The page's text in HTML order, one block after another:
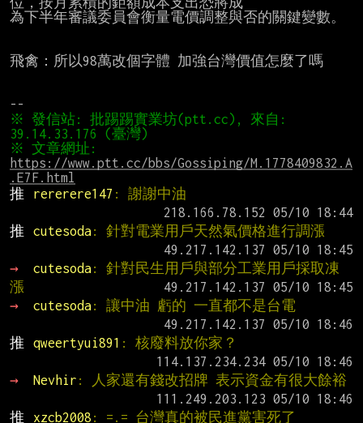
為下半年審議委員會衡量電價調整與否的關鍵變數。
飛禽：所以98萬改個字體 加強台灣價值怎麼了嗎
※ 發信站: 批踢踢實業坊(ptt.cc), 來自:
https://www.ptt.cc/bbs/Gossiping/M.1778409832.A
.E7F.html
推
rererere147 : 謝謝中油
推
cutesoda: 針對電業用戶天然氣價格進行調漲
→
cutesoda: 針對民生用戶與部分工業用戶採取凍
漲
→
cutesoda: 讓中油 虧的 一直都不是台電
推
qweertyui891 : 核廢料放你家？
→
Nevhir : 人家還有錢改招牌 表示資金有很大餘裕
推
xzcb2008 : =.= 台灣真的被民進黨害死了